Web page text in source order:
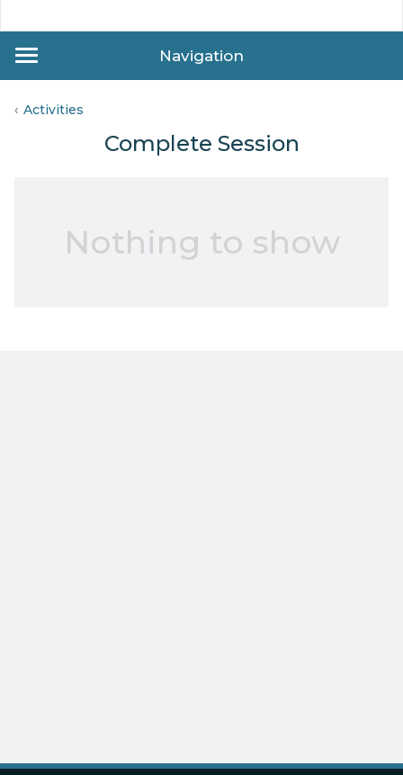
Navigation
Activities
Complete Session
Nothing to show